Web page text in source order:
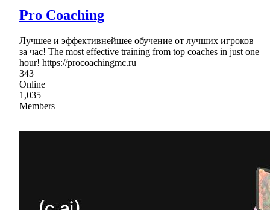
Pro Coaching
Лучшее и эффективнейшее обучение от лучших игроков
за час! The most effective training from top coaches in just one
hour! https://procoachingmc.ru
343
Online
1,035
Members